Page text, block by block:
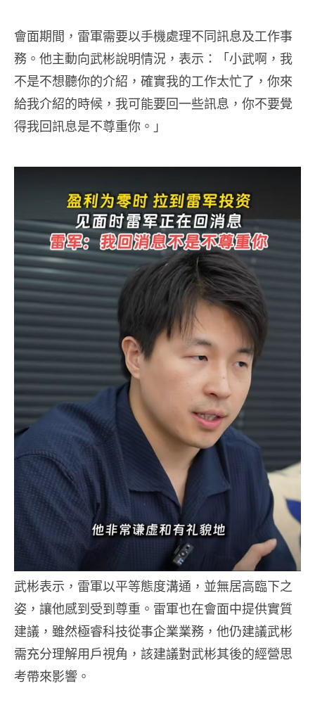
會面期間，雷軍需要以手機處理不同訊息及工作事
務。他主動向武彬說明情況，表示：「小武啊，我
不是不想聽你的介紹，確實我的工作太忙了，你來
給我介紹的時候，我可能要回一些訊息，你不要覺
得我回訊息是不尊重你。」
武彬表示，雷軍以平等態度溝通，並無居高臨下之
姿，讓他感到受到尊重。雷軍也在會面中提供實質
建議，雖然極睿科技從事企業業務，他仍建議武彬
需充分理解用戶視角，該建議對武彬其後的經營思
考帶來影響。